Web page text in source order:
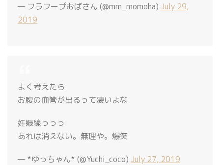
— フラフープおばさん (@mm_momoha) July 29,
2019
よく考えたら
お腹の血管が出るって凄いよな
妊娠線っっっ
あれは消えない。無理や。爆笑
— *ゆっちゃん* (@Yuchi_coco) July 27, 2019